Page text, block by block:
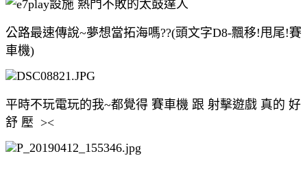
公路最速傳說~夢想當拓海嗎??(頭文字D8-飄移!甩尾!賽
車機)
平時不玩電玩的我~都覺得 賽車機 跟 射擊遊戲 真的 好
舒 壓 ><